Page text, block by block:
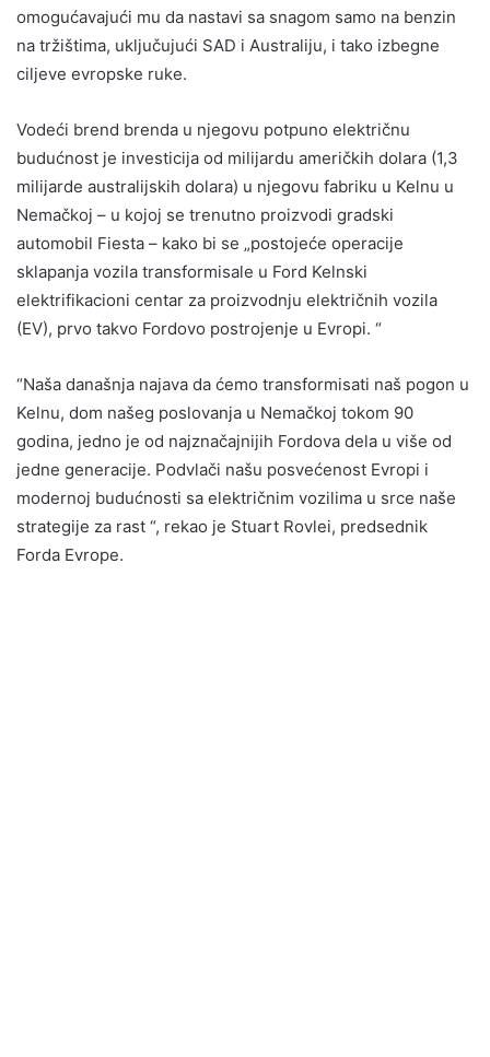
omogućavajući mu da nastavi sa snagom samo na benzin
na tržištima, uključujući SAD i Australiju, i tako izbegne
ciljeve evropske ruke.
Vodeći brend brenda u njegovu potpuno električnu
budućnost je investicija od milijardu američkih dolara (1,3
milijarde australijskih dolara) u njegovu fabriku u Kelnu u
Nemačkoj – u kojoj se trenutno proizvodi gradski
automobil Fiesta – kako bi se „postojeće operacije
sklapanja vozila transformisale u Ford Kelnski
elektrifikacioni centar za proizvodnju električnih vozila
(EV), prvo takvo Fordovo postrojenje u Evropi. “
“Naša današnja najava da ćemo transformisati naš pogon u
Kelnu, dom našeg poslovanja u Nemačkoj tokom 90
godina, jedno je od najznačajnijih Fordova dela u više od
jedne generacije. Podvlači našu posvećenost Evropi i
modernoj budućnosti sa električnim vozilima u srce naše
strategije za rast “, rekao je Stuart Rovlei, predsednik
Forda Evrope.